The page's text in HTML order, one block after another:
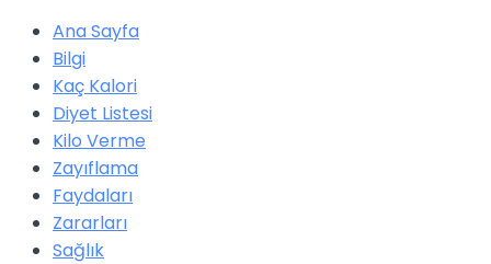
Ana Sayfa
Bilgi
Kaç Kalori
Diyet Listesi
Kilo Verme
Zayıflama
Faydaları
Zararları
Sağlık